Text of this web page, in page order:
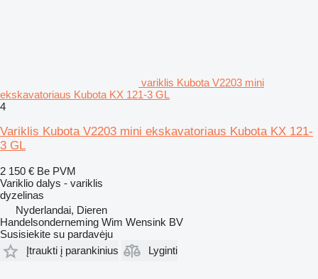
variklis Kubota V2203 mini
ekskavatoriaus Kubota KX 121-3 GL
4
Variklis Kubota V2203 mini ekskavatoriaus Kubota KX 121-
3 GL
2 150 € Be PVM
Variklio dalys - variklis
dyzelinas
Nyderlandai, Dieren
Handelsonderneming Wim Wensink BV
Susisiekite su pardavėju
Įtraukti į parankinius
Lyginti